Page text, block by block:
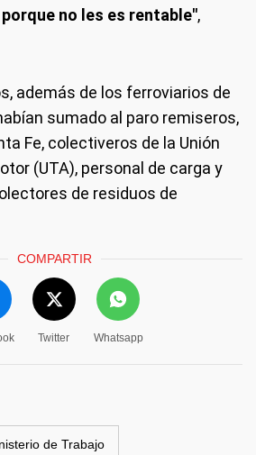
no les es rentable",
además de los ferroviarios de
sumado al paro remiseros,
Fe, colectiveros de la Unión
(UTA), personal de carga y
de residuos de
COMPARTIR
Twitter Whatsapp
de Trabajo